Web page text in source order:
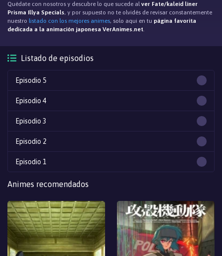
Quédate con nosotros y descubre lo que sucede alver Fate/kaleid liner
Prisma Illya Specials, y por supuesto no te olvidés de revisar constantemente
nuestro listado con los mejores animes, solo aqui en tu página favorita
dedicada a la animación japonesa VerAnimes.net.
Listado de episodios
Episodio 5
Episodio 4
Episodio 3
Episodio 2
Episodio 1
Animes recomendados